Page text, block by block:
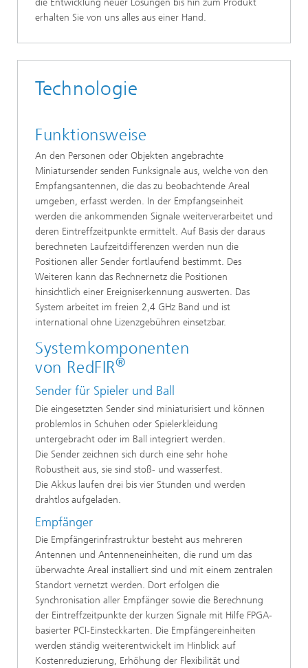
die Entwicklung neuer Lösungen bis hin zum Produkt
erhalten Sie von uns alles aus einer Hand.
Technologie
Funktionsweise
An den Personen oder Objekten angebrachte
Miniatursender senden Funksignale aus, welche von den
Empfangsantennen, die das zu beobachtende Areal
umgeben, erfasst werden. In der Empfangseinheit
werden die ankommenden Signale weiterverarbeitet und
deren Eintreffzeitpunkte ermittelt. Auf Basis der daraus
berechneten Laufzeitdifferenzen werden nun die
Positionen aller Sender fortlaufend bestimmt. Des
Weiteren kann das Rechnernetz die Positionen
hinsichtlich einer Ereigniserkennung auswerten. Das
System arbeitet im freien 2,4 GHz Band und ist
international ohne Lizenzgebühren einsetzbar.
Systemkomponenten
von RedFIR®
Sender für Spieler und Ball
Die eingesetzten Sender sind miniaturisiert und können
problemlos in Schuhen oder Spielerkleidung
untergebracht oder im Ball integriert werden.
Die Sender zeichnen sich durch eine sehr hohe
Robustheit aus, sie sind stoß- und wasserfest.
Die Akkus laufen drei bis vier Stunden und werden
drahtlos aufgeladen.
Empfänger
Die Empfängerinfrastruktur besteht aus mehreren
Antennen und Antenneneinheiten, die rund um das
überwachte Areal installiert sind und mit einem zentralen
Standort vernetzt werden. Dort erfolgen die
Synchronisation aller Empfänger sowie die Berechnung
der Eintreffzeitpunkte der kurzen Signale mit Hilfe FPGA-
basierter PCI-Einsteckkarten. Die Empfängereinheiten
werden ständig weiterentwickelt im Hinblick auf
Kostenreduzierung, Erhöhung der Flexibilität und